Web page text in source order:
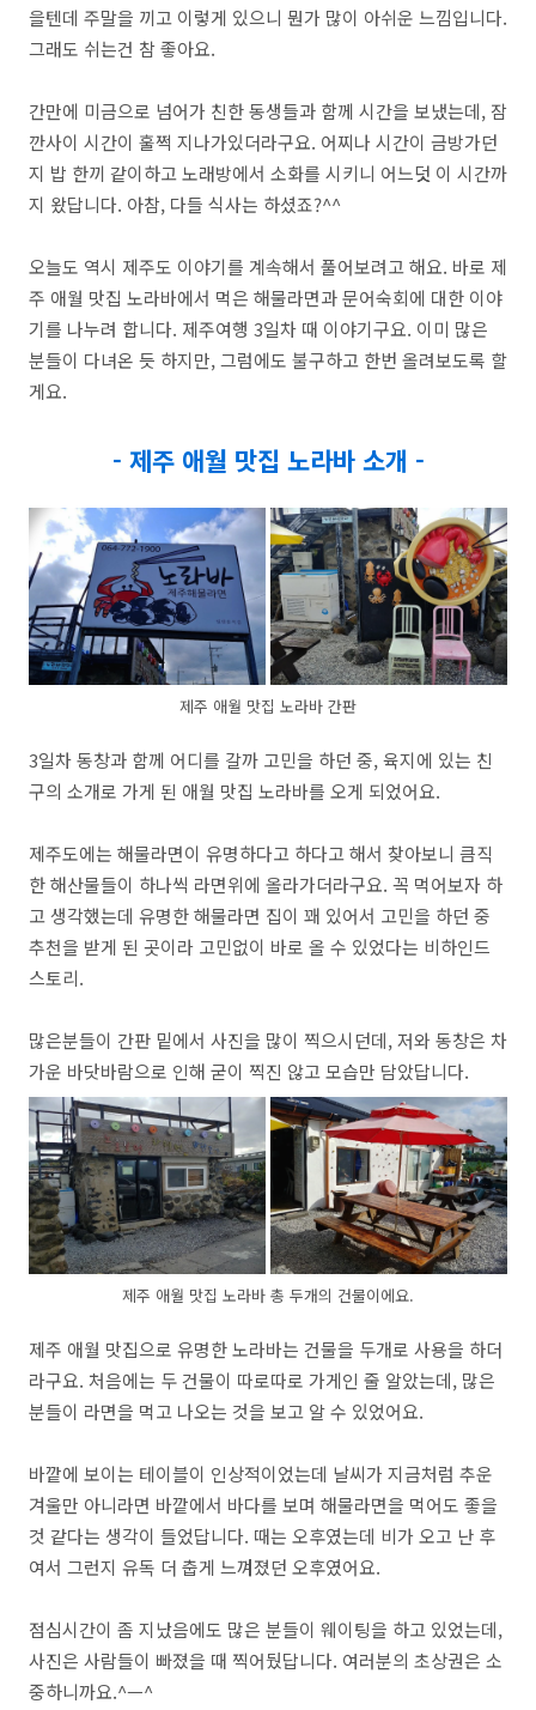
을텐데 주말을 끼고 이렇게 있으니 뭔가 많이 아쉬운 느낌입니다.
그래도 쉬는건 참 좋아요.
간만에 미금으로 넘어가 친한 동생들과 함께 시간을 보냈는데, 잠
깐사이 시간이 훌쩍 지나가있더라구요. 어찌나 시간이 금방가던
지 밥 한끼 같이하고 노래방에서 소화를 시키니 어느덧 이 시간까
지 왔답니다. 아참, 다들 식사는 하셨죠?^^
오늘도 역시 제주도 이야기를 계속해서 풀어보려고 해요. 바로 제
주 애월 맛집 노라바에서 먹은 해물라면과 문어숙회에 대한 이야
기를 나누려 합니다. 제주여행 3일차 때 이야기구요. 이미 많은
분들이 다녀온 듯 하지만, 그럼에도 불구하고 한번 올려보도록 할
게요.
- 제주 애월 맛집 노라바 소개 -
제주 애월 맛집 노라바 간판
3일차 동창과 함께 어디를 갈까 고민을 하던 중, 육지에 있는 친
구의 소개로 가게 된 애월 맛집 노라바를 오게 되었어요.
제주도에는 해물라면이 유명하다고 하다고 해서 찾아보니 큼직
한 해산물들이 하나씩 라면위에 올라가더라구요. 꼭 먹어보자 하
고 생각했는데 유명한 해물라면 집이 꽤 있어서 고민을 하던 중
추천을 받게 된 곳이라 고민없이 바로 올 수 있었다는 비하인드
스토리.
많은분들이 간판 밑에서 사진을 많이 찍으시던데, 저와 동창은 차
가운 바닷바람으로 인해 굳이 찍진 않고 모습만 담았답니다.
제주 애월 맛집 노라바 총 두개의 건물이에요.
제주 애월 맛집으로 유명한 노라바는 건물을 두개로 사용을 하더
라구요. 처음에는 두 건물이 따로따로 가게인 줄 알았는데, 많은
분들이 라면을 먹고 나오는 것을 보고 알 수 있었어요.
바깥에 보이는 테이블이 인상적이었는데 날씨가 지금처럼 추운
겨울만 아니라면 바깥에서 바다를 보며 해물라면을 먹어도 좋을
것 같다는 생각이 들었답니다. 때는 오후였는데 비가 오고 난 후
여서 그런지 유독 더 춥게 느껴졌던 오후였어요.
점심시간이 좀 지났음에도 많은 분들이 웨이팅을 하고 있었는데,
사진은 사람들이 빠졌을 때 찍어뒀답니다. 여러분의 초상권은 소
중하니까요.^ㅡ^